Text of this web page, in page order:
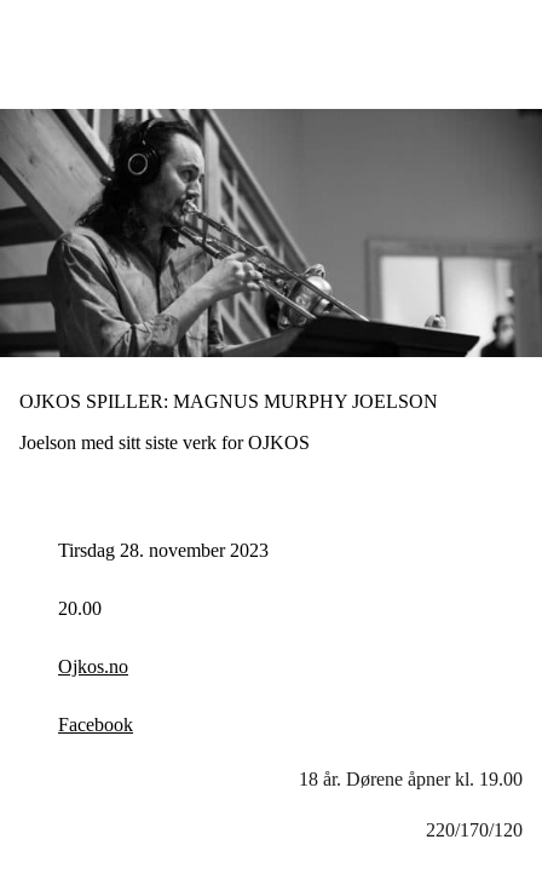
OJKOS SPILLER: MAGNUS MURPHY JOELSON
Joelson med sitt siste verk for OJKOS
Tirsdag 28. november 2023
20.00
Ojkos.no
Facebook
18 år. Dørene åpner kl. 19.00
220/170/120